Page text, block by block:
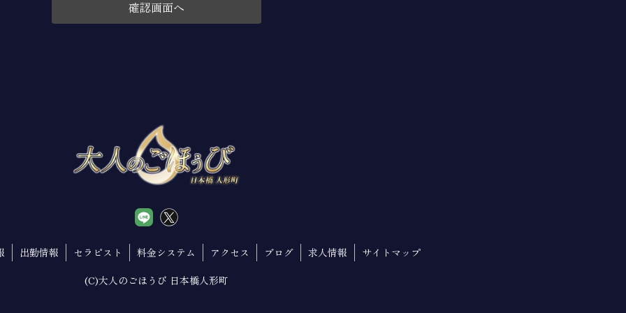
法令に定める場合又は本人の同意を得た場合を除き、以下に定める利用目的の達成に必要な範囲を超えて利用
は削除又は利用目的の通知については、法令に従いこれを行うとともに、ご意見、ご相談に関して適切に対応
人の同意を得た場合を除くほかは、原則として変更しません。但し、変更前の利用目的と相当の関連性を有す
な監督を行うこととします。
出勤情報 セラピスト 料金システム アクセス ブログ 求人情報
サイトマップ
(C)大人のごほうび 日本橋人形町